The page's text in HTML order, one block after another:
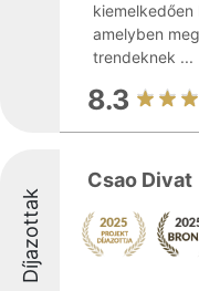
amelyben
trendeknek ...
8.3
Díjazottak
Csao Divat